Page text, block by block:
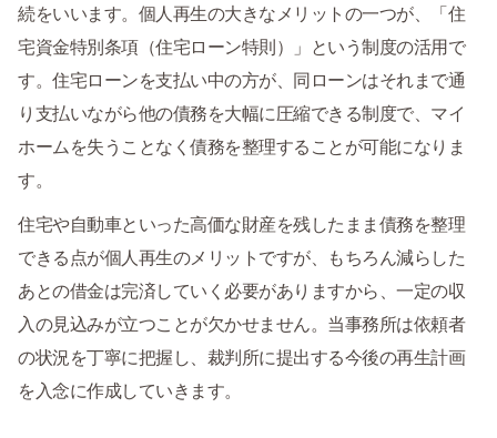
続をいいます。個人再生の大きなメリットの一つが、「住
宅資金特別条項（住宅ローン特則）」という制度の活用で
す。住宅ローンを支払い中の方が、同ローンはそれまで通
り支払いながら他の債務を大幅に圧縮できる制度で、マイ
ホームを失うことなく債務を整理することが可能になりま
す。
住宅や自動車といった高価な財産を残したまま債務を整理
できる点が個人再生のメリットですが、もちろん減らした
あとの借金は完済していく必要がありますから、一定の収
入の見込みが立つことが欠かせません。当事務所は依頼者
の状況を丁寧に把握し、裁判所に提出する今後の再生計画
を入念に作成していきます。